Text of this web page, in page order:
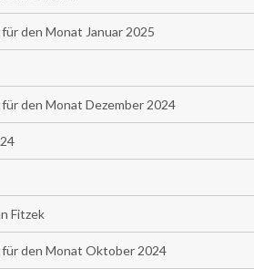
den Monat Januar 2025
den Monat Dezember 2024
Fitzek
den Monat Oktober 2024